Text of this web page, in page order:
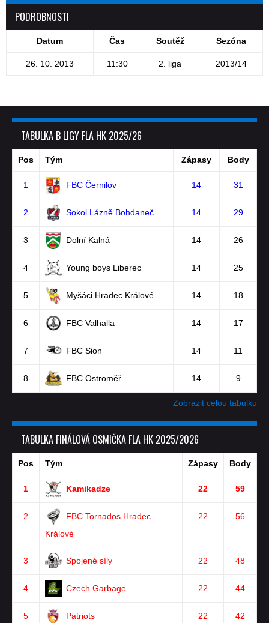
PODROBNOSTI
Datum Čas Soutěž Sezóna
26. 10. 2013 11:30 2. liga 2013/14
TABULKA B LIGY FLA HK 2025/26
Pos Tým Zápasy Body
1 FBC Černilov 14 31
2 Sokol Lázně Bohdaneč 14 29
3 Dolní Kalná 14 26
4 Young boys Liberec 14 25
5 Myšáci Hradec Králové 14 18
6 FBC Valhalla 14 17
7 FBC Sion 14 11
8 FBC Ostroměř 14 9
Zobrazit celou tabulku
TABULKA FINÁLOVÁ OSMIČKA FLA HK 2025/2026
Pos Tým Zápasy Body
1 Kamikadze 22 59
2
FBC Tornados Hradec
Králové
22 56
3 Spojené síly 22 48
4 Czech Garbage 22 44
5 Patriots 22 42